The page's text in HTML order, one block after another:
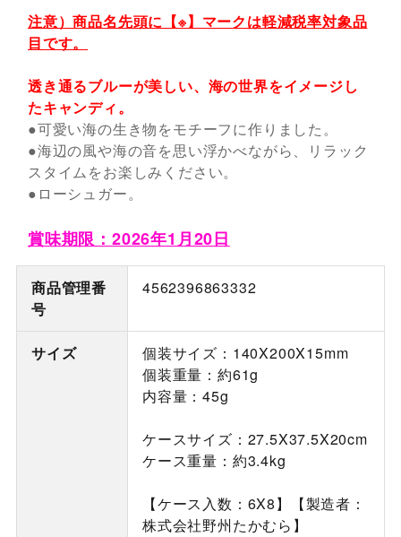
注意）商品名先頭に【※】マークは軽減税率対象品
目です。
透き通るブルーが美しい、海の世界をイメージし
たキャンディ。
●可愛い海の生き物をモチーフに作りました。
●海辺の風や海の音を思い浮かべながら、リラック
スタイムをお楽しみください。
●ローシュガー。
賞味期限：2026年1月20日
商品管理番
号
4562396863332
サイズ
個装サイズ：140X200X15mm
個装重量：約61g
内容量：45g
ケースサイズ：27.5X37.5X20cm
ケース重量：約3.4kg
【ケース入数：6X8】【製造者：
株式会社野州たかむら】